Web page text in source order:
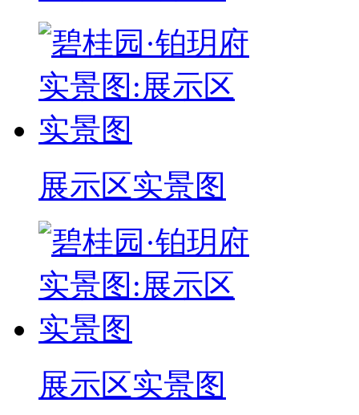
展示区实景图
展示区实景图